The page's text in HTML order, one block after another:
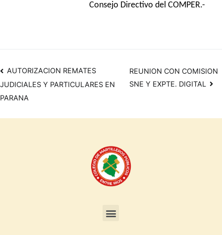
Consejo Directivo del COMPER.-
AUTORIZACION REMATES
JUDICIALES Y PARTICULARES EN
PARANA
REUNION CON COMISION
SNE Y EXPTE. DIGITAL